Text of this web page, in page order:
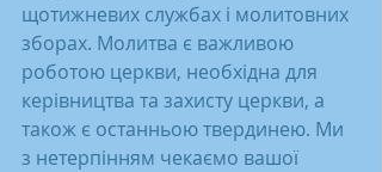
щотижневих службах і молитовних
зборах. Молитва є важливою
роботою церкви, необхідна для
керівництва та захисту церкви, а
також є останньою твердинею. Ми
з нетерпінням чекаємо вашої